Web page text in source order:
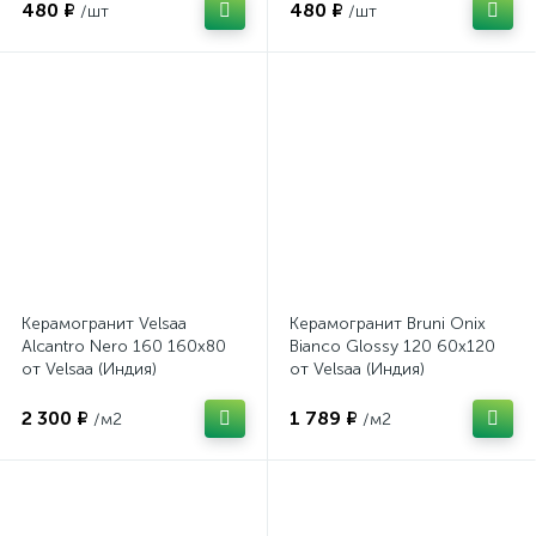
480 ₽ /шт 480 ₽ /шт
Керамогранит Velsaa
Alcantro Nero 160 160x80
от Velsaa (Индия)
2 300 ₽ /м2
Керамогранит Bruni Onix
Bianco Glossy 120 60x120
от Velsaa (Индия)
1 789 ₽ /м2